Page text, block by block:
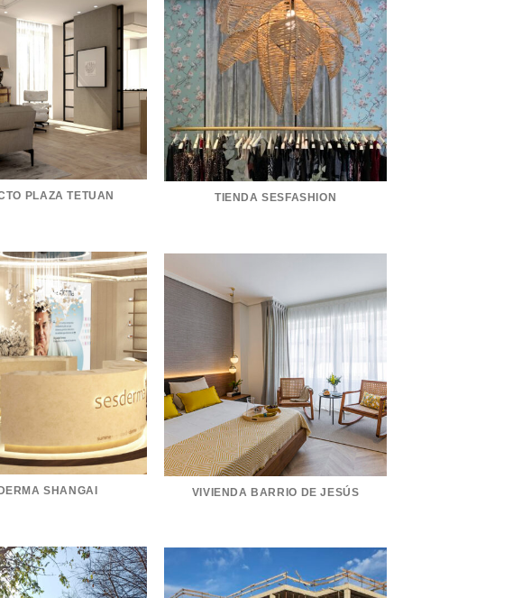
PLAZA TETUAN TIENDA SESFASHION
SHANGAI VIVIENDA BARRIO DE JESÚS